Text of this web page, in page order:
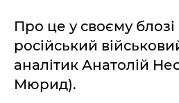
Про це у своєму блозі
російський
аналітик Анатолій
Мюрид).